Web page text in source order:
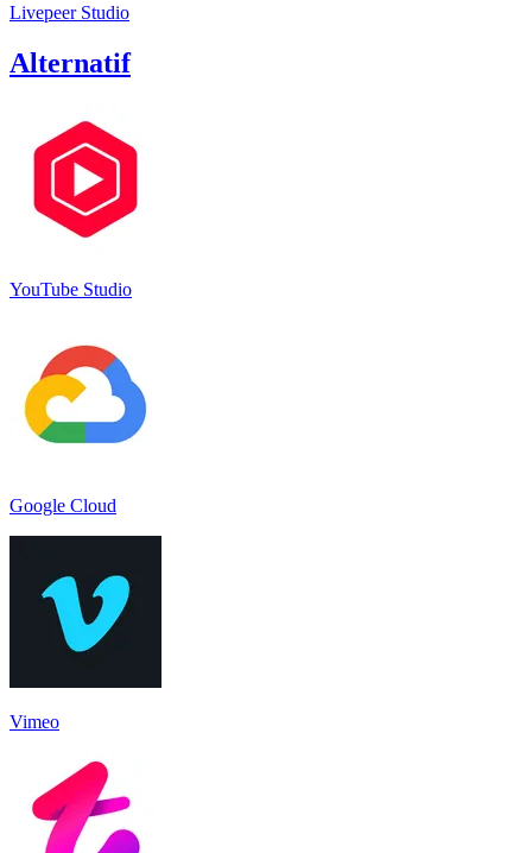
Livepeer Studio
Alternatif
YouTube Studio
Google Cloud
Vimeo